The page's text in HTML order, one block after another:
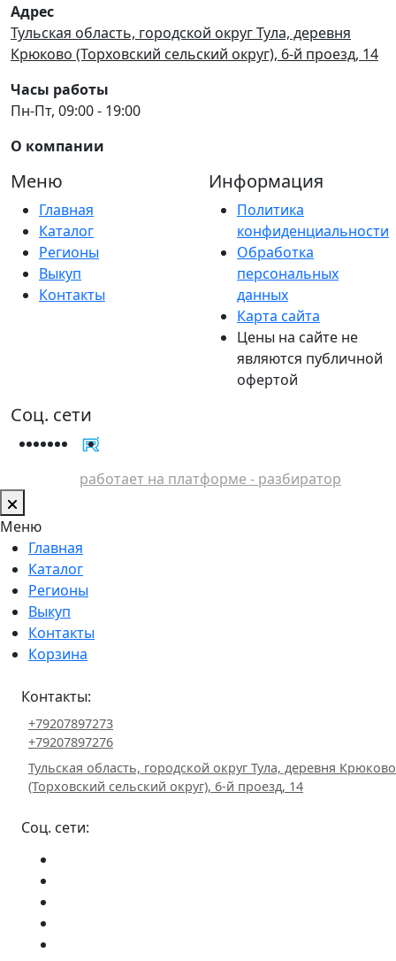
Адрес
Тульская область, городской округ Тула, деревня
Крюково (Торховский сельский округ), 6-й проезд, 14
Часы работы
Пн-Пт, 09:00 - 19:00
О компании
Меню
Главная
Каталог
Регионы
Выкуп
Контакты
Информация
Политика
конфиденциальности
Обработка
персональных
данных
Карта сайта
Цены на сайте не
являются публичной
офертой
Соц. сети
работает на платформе - разбиратор
Меню
Главная
Каталог
Регионы
Выкуп
Контакты
Корзина
Контакты:
+79207897273
+79207897276
Тульская область, городской округ Тула, деревня Крюково
(Торховский сельский округ), 6-й проезд, 14
Соц. сети: